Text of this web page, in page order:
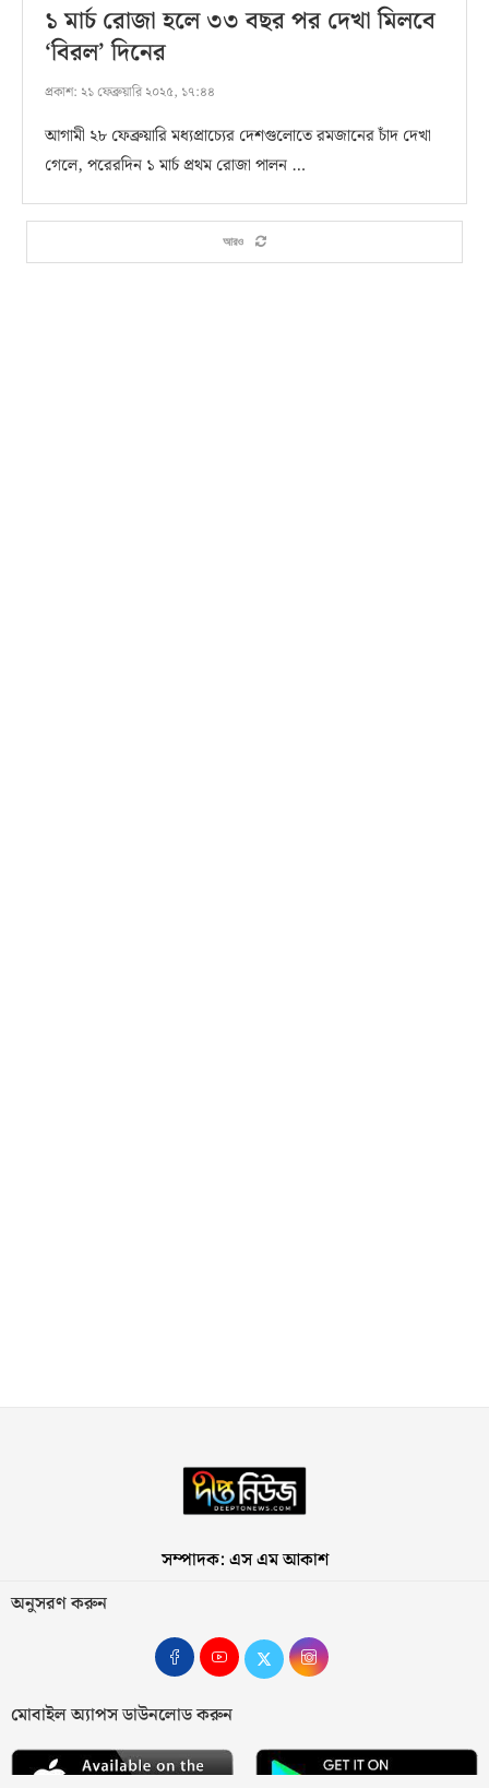
১ মার্চ রোজা হলে ৩৩ বছর পর দেখা মিলবে
‘বিরল’ দিনের
প্রকাশ: ২১ ফেব্রুয়ারি ২০২৫, ১৭:৪৪
আগামী ২৮ ফেব্রুয়ারি মধ্যপ্রাচ্যের দেশগুলোতে রমজানের চাঁদ দেখা
গেলে, পরেরদিন ১ মার্চ প্রথম রোজা পালন …
আরও
সম্পাদক: এস এম আকাশ
অনুসরণ করুন
মোবাইল অ্যাপস ডাউনলোড করুন